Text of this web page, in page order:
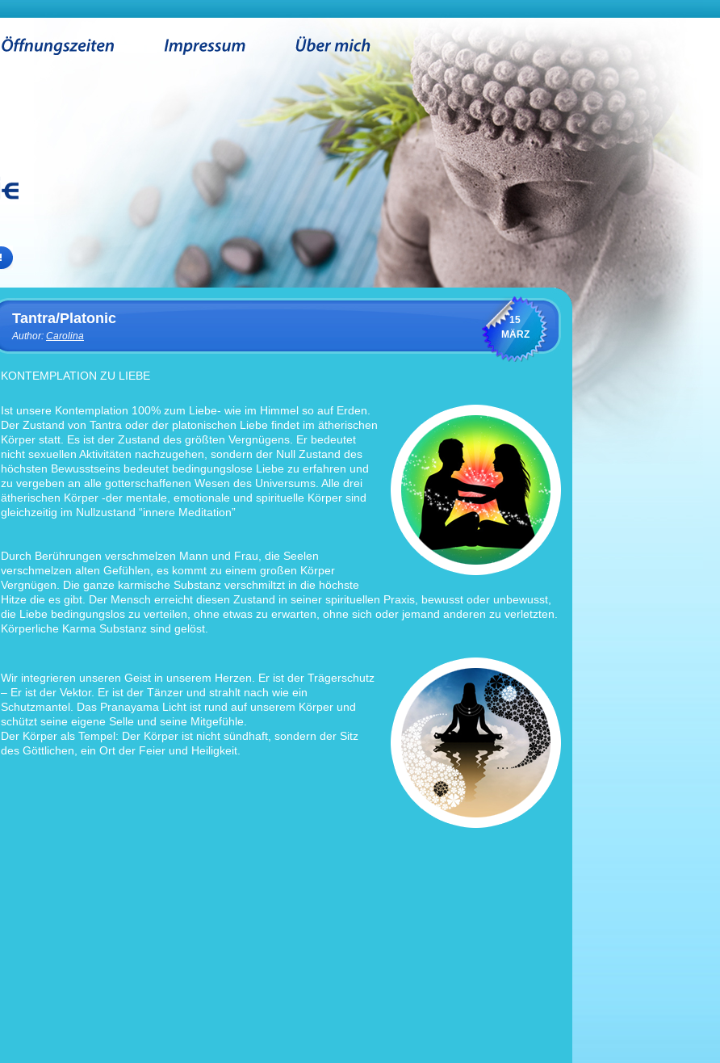
15
MÄRZ
Tantra/Platonic
Author: Carolina
KONTEMPLATION ZU LIEBE
Ist unsere Kontemplation 100% zum Liebe- wie im Himmel so auf Erden.
Der Zustand von Tantra oder der platonischen Liebe findet im ätherischen
Körper statt. Es ist der Zustand des größten Vergnügens. Er bedeutet
nicht sexuellen Aktivitäten nachzugehen, sondern der Null Zustand des
höchsten Bewusstseins bedeutet bedingungslose Liebe zu erfahren und
zu vergeben an alle gotterschaffenen Wesen des Universums. Alle drei
ätherischen Körper -der mentale, emotionale und spirituelle Körper sind
gleichzeitig im Nullzustand “innere Meditation”
Durch Berührungen verschmelzen Mann und Frau, die Seelen
verschmelzen alten Gefühlen, es kommt zu einem großen Körper
Vergnügen. Die ganze karmische Substanz verschmiltzt in die höchste
Hitze die es gibt. Der Mensch erreicht diesen Zustand in seiner spirituellen Praxis, bewusst oder unbewusst,
die Liebe bedingungslos zu verteilen, ohne etwas zu erwarten, ohne sich oder jemand anderen zu verletzten.
Körperliche Karma Substanz sind gelöst.
Wir integrieren unseren Geist in unserem Herzen. Er ist der Trägerschutz
– Er ist der Vektor. Er ist der Tänzer und strahlt nach wie ein
Schutzmantel. Das Pranayama Licht ist rund auf unserem Körper und
schützt seine eigene Selle und seine Mitgefühle.
Der Körper als Tempel: Der Körper ist nicht sündhaft, sondern der Sitz
des Göttlichen, ein Ort der Feier und Heiligkeit.